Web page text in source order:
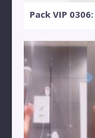
Pack VIP